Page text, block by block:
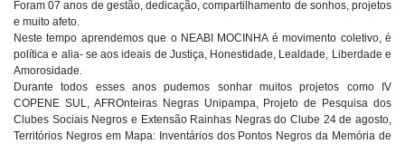
Foram 07 anos de gestão, dedicação, compartilhamento de sonhos, projetos
e muito afeto.
Neste tempo aprendemos que o NEABI MOCINHA é movimento coletivo, é
política e alia- se aos ideais de Justiça, Honestidade, Lealdade, Liberdade e
Amorosidade.
Durante todos esses anos pudemos sonhar muitos projetos como IV
COPENE SUL, AFROnteiras Negras Unipampa, Projeto de Pesquisa dos
Clubes Sociais Negros e Extensão Rainhas Negras do Clube 24 de agosto,
Territórios Negros em Mapa: Inventários dos Pontos Negros da Memória de